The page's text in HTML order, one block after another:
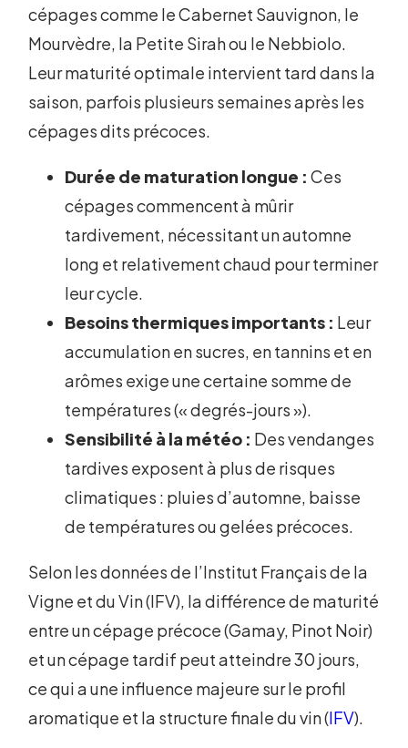
cépages comme le Cabernet Sauvignon, le
Mourvèdre, la Petite Sirah ou le Nebbiolo.
Leur maturité optimale intervient tard dans la
saison, parfois plusieurs semaines après les
cépages dits précoces.
Durée de maturation longue : Ces
cépages commencent à mûrir
tardivement, nécessitant un automne
long et relativement chaud pour terminer
leur cycle.
Besoins thermiques importants : Leur
accumulation en sucres, en tannins et en
arômes exige une certaine somme de
températures (« degrés-jours »).
Sensibilité à la météo : Des vendanges
tardives exposent à plus de risques
climatiques : pluies d’automne, baisse
de températures ou gelées précoces.
Selon les données de l’Institut Français de la
Vigne et du Vin (IFV), la différence de maturité
entre un cépage précoce (Gamay, Pinot Noir)
et un cépage tardif peut atteindre 30 jours,
ce qui a une influence majeure sur le profil
aromatique et la structure finale du vin (IFV).